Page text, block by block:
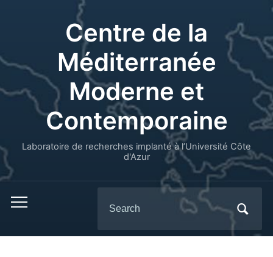
Centre de la
Méditerranée
Moderne et
Contemporaine
Laboratoire de recherches implanté à l’Université Côte
d'Azur
for: